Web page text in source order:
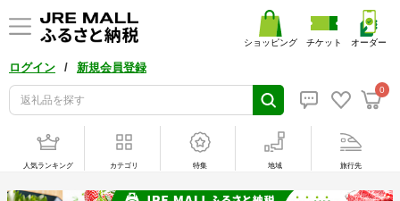
ログイン / 新規会員登録
0
ショッピング チケット オーダー
人気ランキング カテゴリ 特集 地域 旅行先